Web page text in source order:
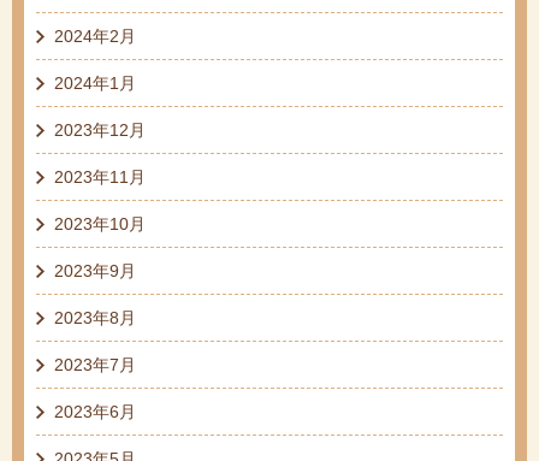
2024年2月
2024年1月
2023年12月
2023年11月
2023年10月
2023年9月
2023年8月
2023年7月
2023年6月